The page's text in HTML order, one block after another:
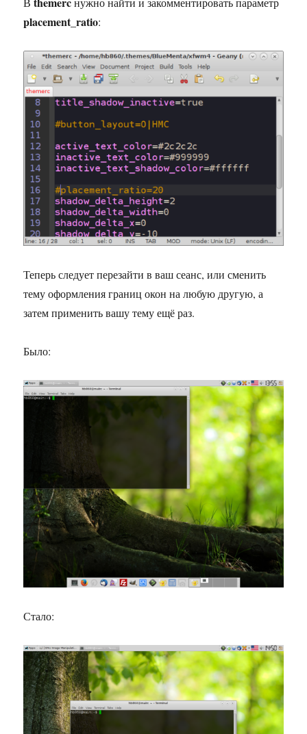
placement_ratio:
Теперь следует перезайти в ваш сеанс, или сменить
тему оформления границ окон на любую другую, а
затем применить вашу тему ещё раз.
Было:
Стало: